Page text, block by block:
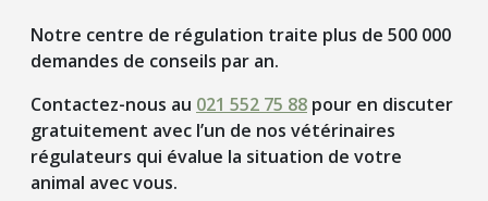
Notre centre de régulation traite plus de 500 000
demandes de conseils par an.
Contactez-nous au 021 552 75 88 pour en discuter
gratuitement avec l’un de nos vétérinaires
régulateurs qui évalue la situation de votre
animal avec vous.